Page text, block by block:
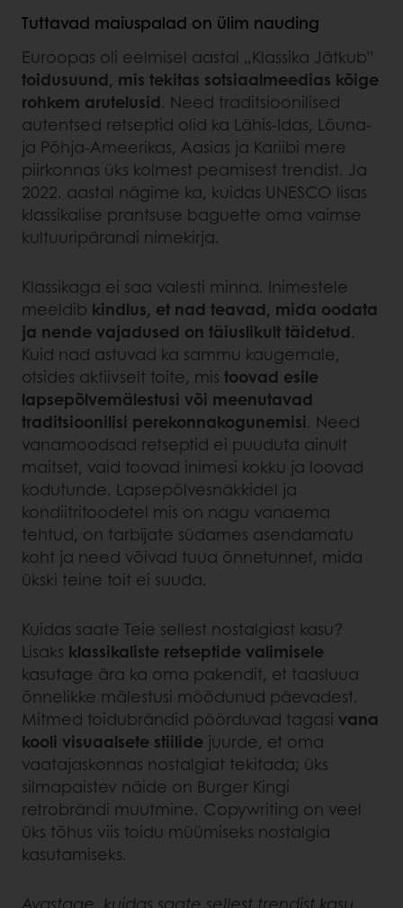
Tuttavad maiuspalad on ülim nauding
Euroopas oli eelmisel aastal „Klassika Jätkub”
toidusuund, mis tekitas sotsiaalmeedias kõige
rohkem arutelusid. Need traditsioonilised
autentsed retseptid olid ka Lähis-Idas, Lõuna-
ja Põhja-Ameerikas, Aasias ja Kariibi mere
piirkonnas üks kolmest peamisest trendist. Ja
2022. aastal nägime ka, kuidas UNESCO lisas
klassikalise prantsuse baguette oma vaimse
kultuuripärandi nimekirja.
Klassikaga ei saa valesti minna. Inimestele
meeldib kindlus, et nad teavad, mida oodata
ja nende vajadused on täiuslikult täidetud.
Kuid nad astuvad ka sammu kaugemale,
otsides aktiivselt toite, mis toovad esile
lapsepõlvemälestusi või meenutavad
traditsioonilisi perekonnakogunemisi. Need
vanamoodsad retseptid ei puuduta ainult
maitset, vaid toovad inimesi kokku ja loovad
kodutunde. Lapsepõlvesnäkkidel ja
kondiitritoodetel mis on nagu vanaema
tehtud, on tarbijate südames asendamatu
koht ja need võivad tuua õnnetunnet, mida
ükski teine toit ei suuda.
Kuidas saate Teie sellest nostalgiast kasu?
Lisaks klassikaliste retseptide valimisele
kasutage ära ka oma pakendit, et taasluua
õnnelikke mälestusi möödunud päevadest.
Mitmed toidubrändid pöörduvad tagasi vana
kooli visuaalsete stiilide juurde, et oma
vaatajaskonnas nostalgiat tekitada; üks
silmapaistev näide on Burger Kingi
retrobrändi muutmine. Copywriting on veel
üks tõhus viis toidu müümiseks nostalgia
kasutamiseks.